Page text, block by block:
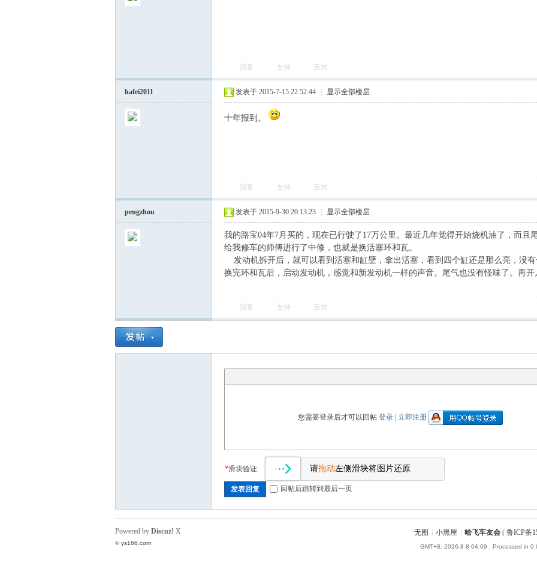
回复 支持 反对
hafei2011 发表于 2015-7-15 22:52:44 显示全部楼层
十年报到。
回复 支持 反对
pengzhou 发表于 2015-9-30 20:13:23 显示全部楼层
我的路宝04年7月买的，现在已行驶了17万公里。最近几年觉得开始烧机油了，而且
给我修车的师傅进行了中修，也就是换活塞环和瓦。
发动机拆开后，就可以看到活塞和缸壁，拿出活塞，看到四个缸还是那么亮，没有
换完环和瓦后，启动发动机，感觉和新发动机一样的声音。尾气也没有怪味了。再开
回复 支持 反对
您需要登录后才可以回帖 登录| 立即注册
*滑块验证: 请拖动左侧滑块将图片还原
发表回复 回帖后跳转到最后一页
无图 小黑屋 哈飞车友会 ( 鲁ICP备
GMT+8, 2026-8-8 04:09 , Processed in
Powered by Discuz! X
©ys166.com